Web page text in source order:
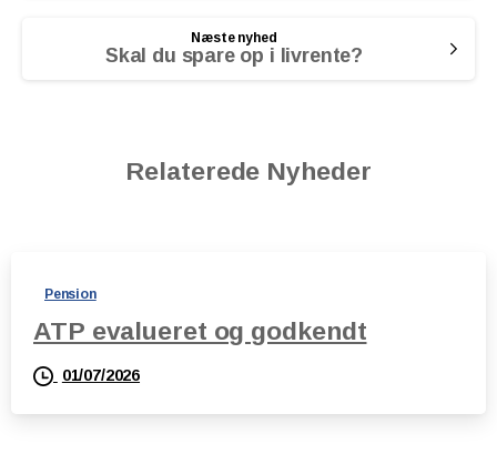
Næste nyhed
Skal du spare op i livrente?
Relaterede Nyheder
Pension
ATP evalueret og godkendt
01/07/2026